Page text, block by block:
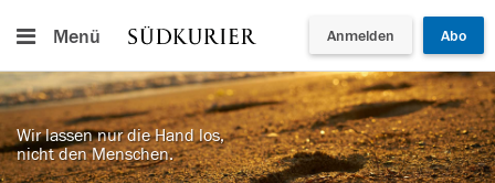
Menü Anmelden Abo
Wir lassen nur die Hand los,
nicht den Menschen.